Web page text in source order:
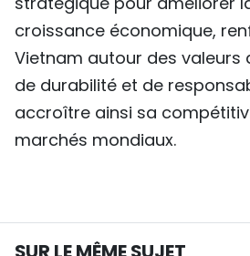
croissance économique,
Vietnam autour des valeurs
de durabilité et de
accroître ainsi sa
marchés mondiaux.